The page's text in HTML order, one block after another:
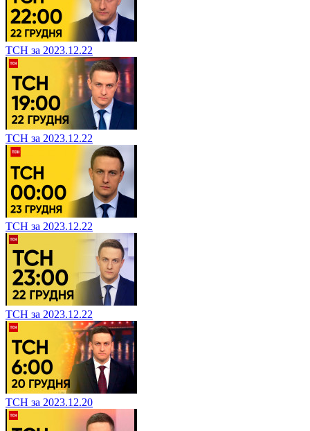
ТСН за 2023.12.22
ТСН за 2023.12.22
ТСН за 2023.12.22
ТСН за 2023.12.22
ТСН за 2023.12.20